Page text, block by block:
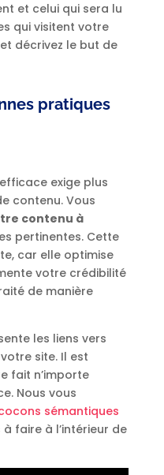
et celui qui sera lu
qui visitent votre
décrivez le but de
pratiques
exige plus
contenu. Vous
contenu à
pertinentes. Cette
car elle optimise
votre crédibilité
de manière
les liens vers
site. Il est
fait n’importe
Nous vous
sémantiques
faire à l’intérieur de